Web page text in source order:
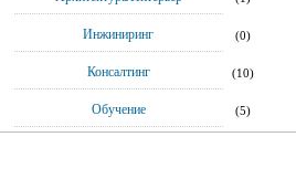
Инжиниринг (0)
Консалтинг (10)
Обучение (5)